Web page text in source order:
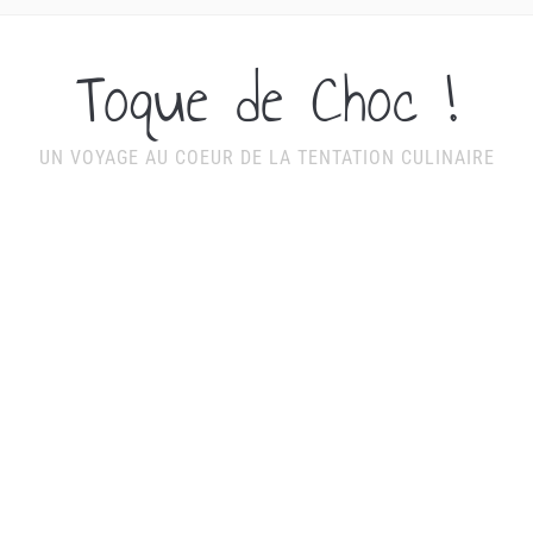
Toque de Choc !
UN VOYAGE AU COEUR DE LA TENTATION CULINAIRE